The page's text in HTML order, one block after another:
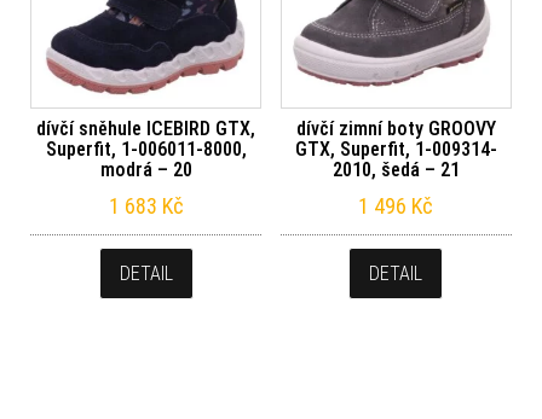
dívčí sněhule ICEBIRD GTX,
Superfit, 1-006011-8000,
modrá – 20
1 683 Kč
DETAIL
dívčí zimní boty GROOVY
GTX, Superfit, 1-009314-
2010, šedá – 21
1 496 Kč
DETAIL